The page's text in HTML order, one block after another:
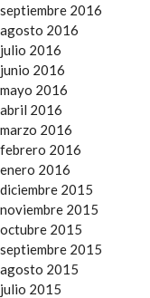
septiembre 2016
agosto 2016
julio 2016
junio 2016
mayo 2016
abril 2016
marzo 2016
febrero 2016
enero 2016
diciembre 2015
noviembre 2015
octubre 2015
septiembre 2015
agosto 2015
julio 2015